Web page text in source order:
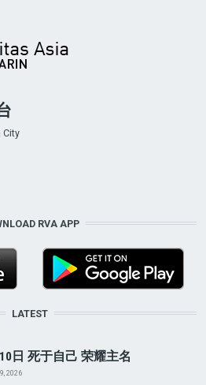
City
RVA APP
LATEST
日 死于自己 荣耀主名
2026